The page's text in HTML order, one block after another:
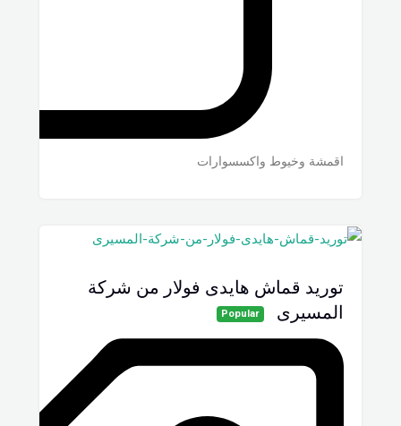
اقمشة وخيوط واكسسوارات
توريد قماش هايدى فولار من شركة
المسيرى
Popular